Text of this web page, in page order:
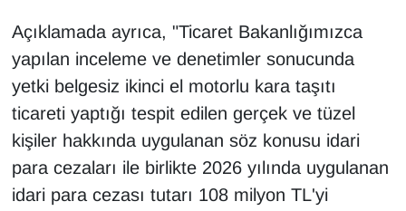
Açıklamada ayrıca, "Ticaret Bakanlığımızca
yapılan inceleme ve denetimler sonucunda
yetki belgesiz ikinci el motorlu kara taşıtı
ticareti yaptığı tespit edilen gerçek ve tüzel
kişiler hakkında uygulanan söz konusu idari
para cezaları ile birlikte 2026 yılında uygulanan
idari para cezası tutarı 108 milyon TL'yi
YEREL